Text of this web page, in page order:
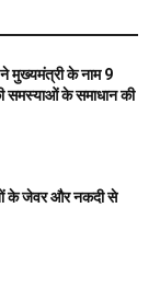
मुख्यमंत्री के नाम 9
समस्याओं के समाधान की
के जेवर और नकदी से